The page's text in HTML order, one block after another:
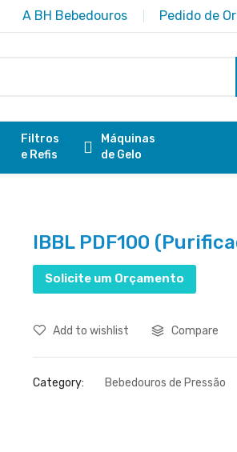
A BH Bebedouros Pedido de
Filtros
e Refis
Máquinas
de Gelo
IBBL PDF100
Solicite um Orçamento
Add to wishlist Compare
Category: Bebedouros de Pressão